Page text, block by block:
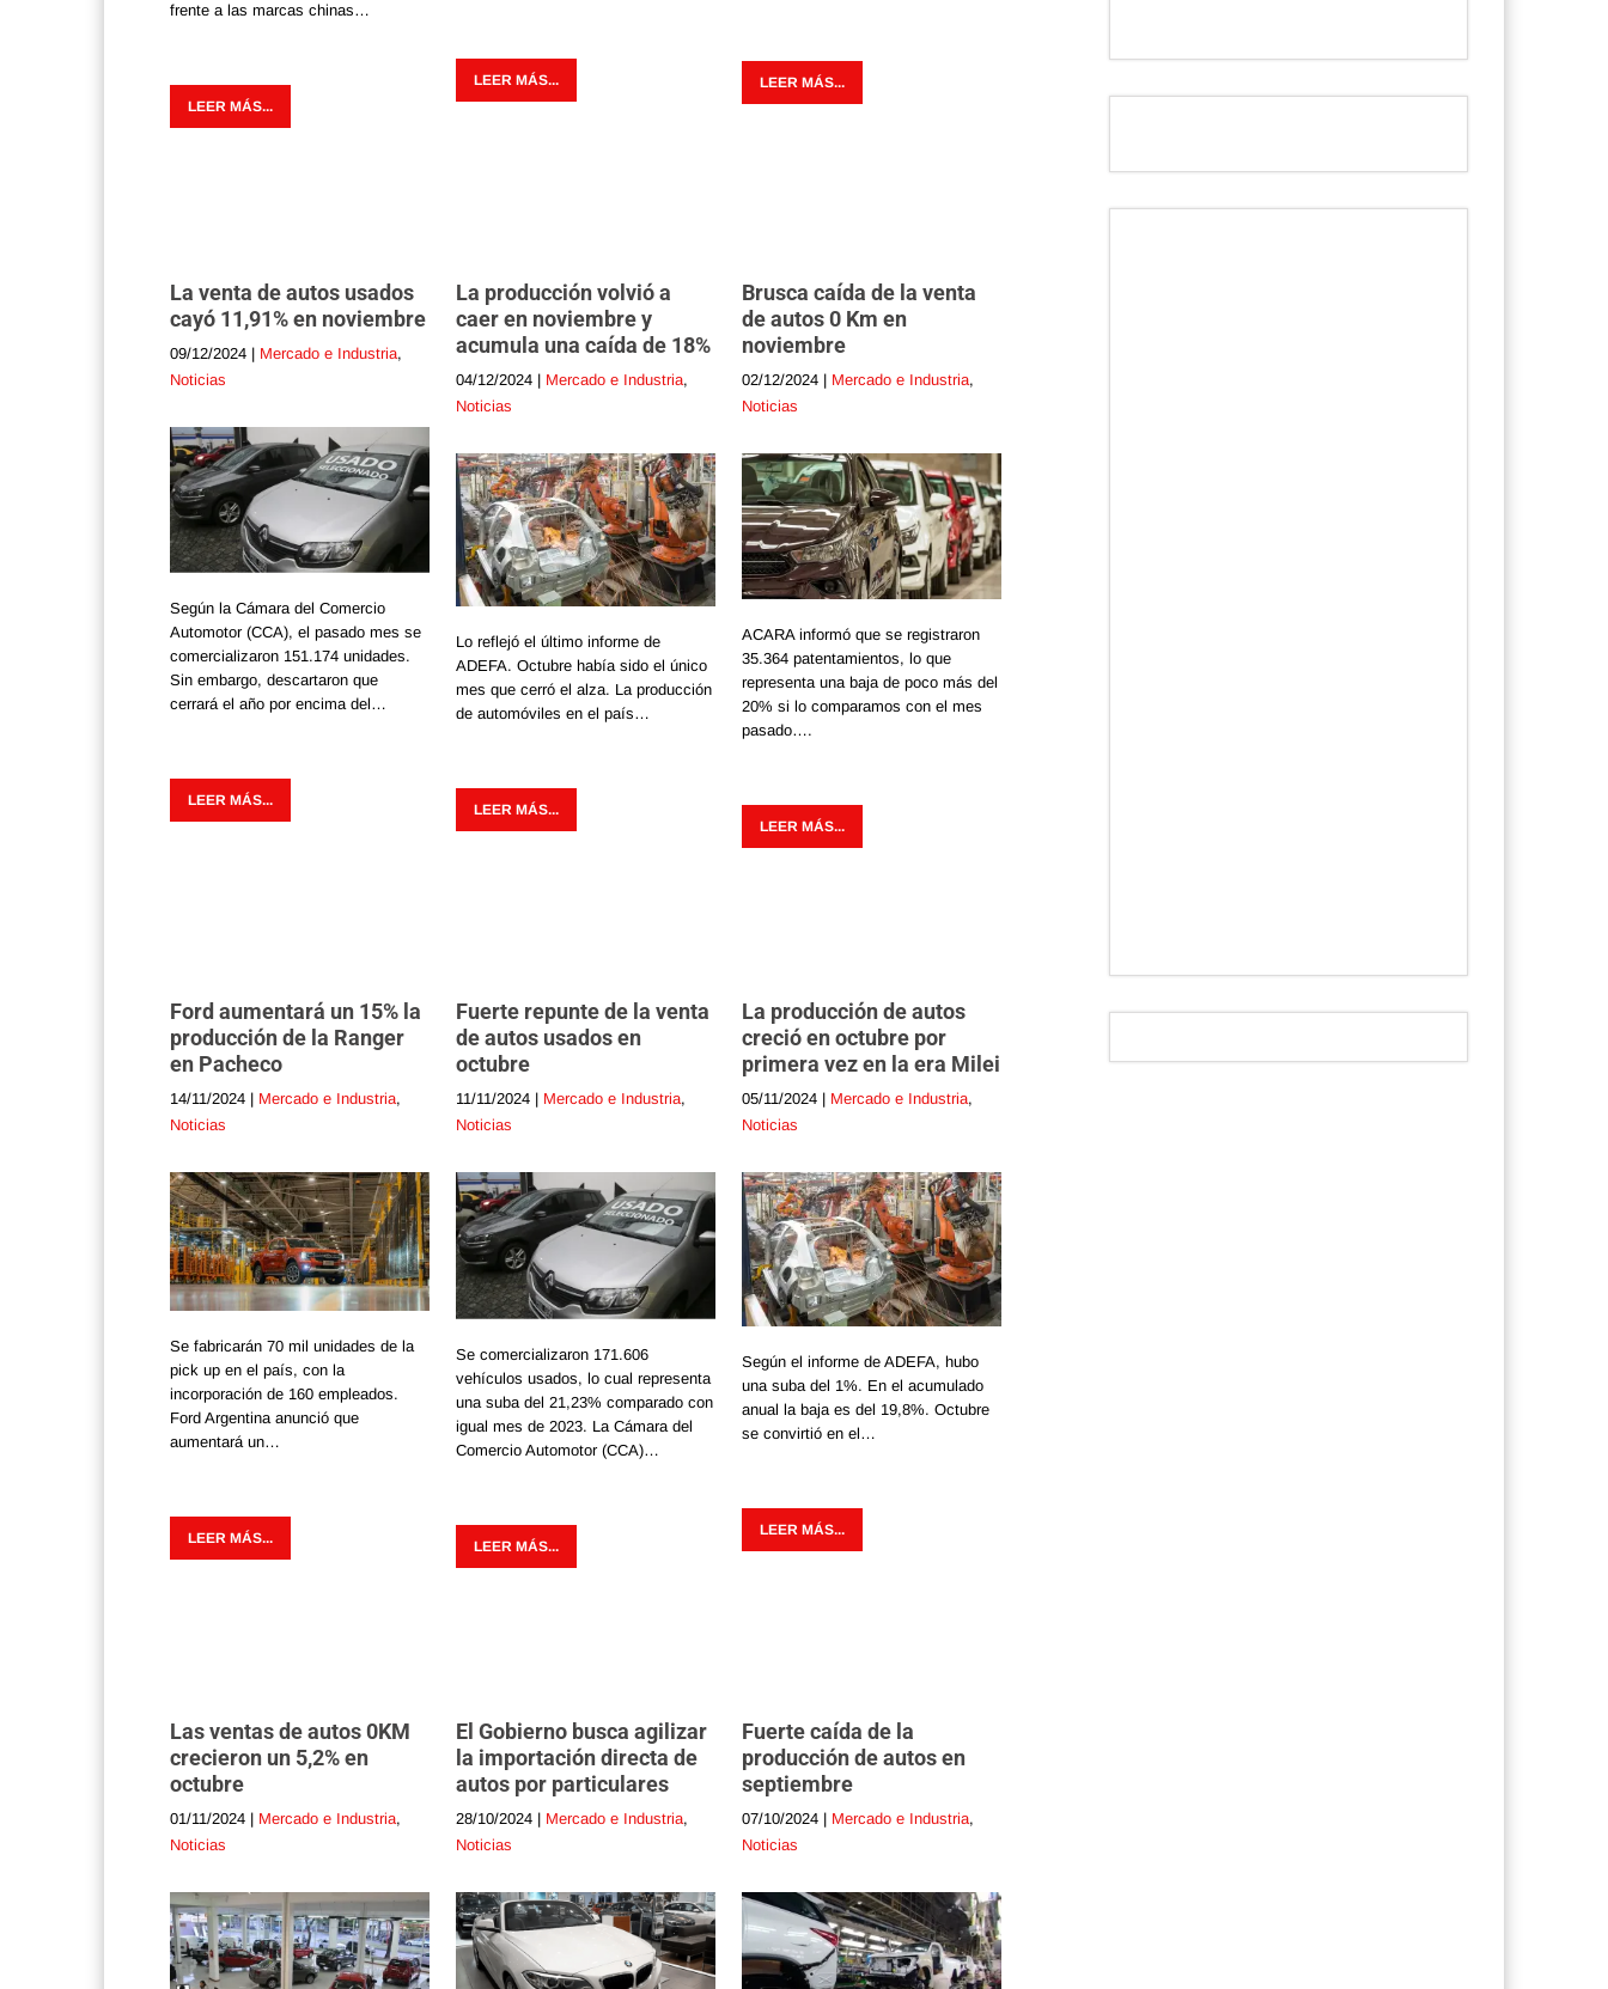
frente a las marcas chinas…
LEER MÁS...
LEER MÁS... LEER MÁS...
La venta de autos usados
cayó 11,91% en noviembre
09/12/2024 | Mercado e Industria,
Noticias
Según la Cámara del Comercio
Automotor (CCA), el pasado mes se
comercializaron 151.174 unidades.
Sin embargo, descartaron que
cerrará el año por encima del…
LEER MÁS...
La producción volvió a
caer en noviembre y
acumula una caída de 18%
04/12/2024 | Mercado e Industria,
Noticias
Lo reflejó el último informe de
ADEFA. Octubre había sido el único
mes que cerró el alza. La producción
de automóviles en el país…
LEER MÁS...
Brusca caída de la venta
de autos 0 Km en
noviembre
02/12/2024 | Mercado e Industria,
Noticias
ACARA informó que se registraron
35.364 patentamientos, lo que
representa una baja de poco más del
20% si lo comparamos con el mes
pasado….
LEER MÁS...
Ford aumentará un 15% la
producción de la Ranger
en Pacheco
14/11/2024 | Mercado e Industria,
Noticias
Se fabricarán 70 mil unidades de la
pick up en el país, con la
incorporación de 160 empleados.
Ford Argentina anunció que
aumentará un…
LEER MÁS...
Fuerte repunte de la venta
de autos usados en
octubre
11/11/2024 | Mercado e Industria,
Noticias
Se comercializaron 171.606
vehículos usados, lo cual representa
una suba del 21,23% comparado con
igual mes de 2023. La Cámara del
Comercio Automotor (CCA)…
LEER MÁS...
La producción de autos
creció en octubre por
primera vez en la era Milei
05/11/2024 | Mercado e Industria,
Noticias
Según el informe de ADEFA, hubo
una suba del 1%. En el acumulado
anual la baja es del 19,8%. Octubre
se convirtió en el…
LEER MÁS...
Las ventas de autos 0KM
crecieron un 5,2% en
octubre
01/11/2024 | Mercado e Industria,
Noticias
El Gobierno busca agilizar
la importación directa de
autos por particulares
28/10/2024 | Mercado e Industria,
Noticias
Fuerte caída de la
producción de autos en
septiembre
07/10/2024 | Mercado e Industria,
Noticias